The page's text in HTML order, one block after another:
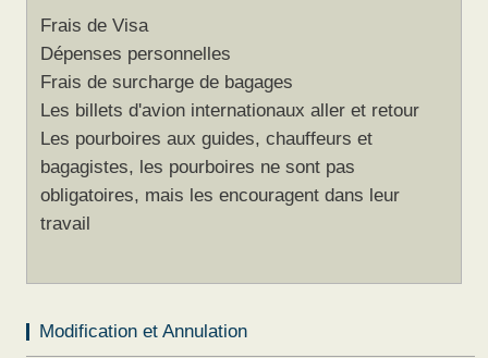
Frais de Visa
Dépenses personnelles
Frais de surcharge de bagages
Les billets d'avion internationaux aller et retour
Les pourboires aux guides, chauffeurs et
bagagistes, les pourboires ne sont pas
obligatoires, mais les encouragent dans leur
travail
Modification et Annulation